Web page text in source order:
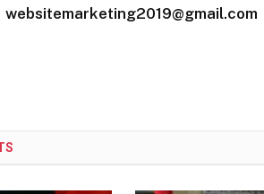
websitemarketing2019@gmail.com